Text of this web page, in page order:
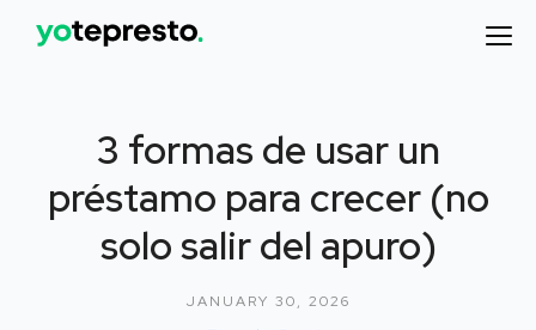
3 formas de usar un
préstamo para crecer (no
solo salir del apuro)
JANUARY 30, 2026